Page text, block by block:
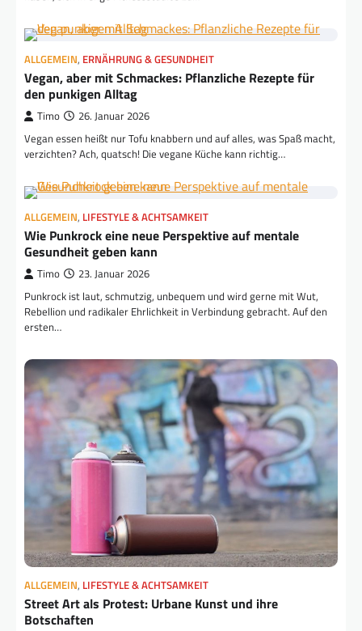
ALLGEMEIN, ERNÄHRUNG & GESUNDHEIT
Vegan, aber mit Schmackes: Pflanzliche Rezepte für
den punkigen Alltag
Timo 26. Januar 2026
Vegan essen heißt nur Tofu knabbern und auf alles, was Spaß macht,
verzichten? Ach, quatsch! Die vegane Küche kann richtig…
ALLGEMEIN, LIFESTYLE & ACHTSAMKEIT
Wie Punkrock eine neue Perspektive auf mentale
Gesundheit geben kann
Timo 23. Januar 2026
Punkrock ist laut, schmutzig, unbequem und wird gerne mit Wut,
Rebellion und radikaler Ehrlichkeit in Verbindung gebracht. Auf den
ersten…
ALLGEMEIN, LIFESTYLE & ACHTSAMKEIT
Street Art als Protest: Urbane Kunst und ihre
Botschaften